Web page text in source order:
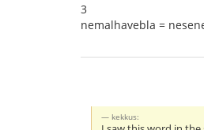
3
nemalhavebla =
kekkus: